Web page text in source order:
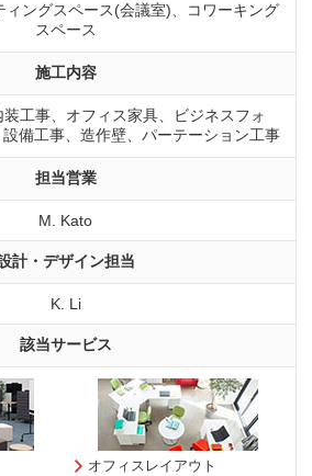
ィングスペース(会議室)、コワーキング
スペース
施工内容
工事、オフィス家具、ビジネスフォ
備工事、造作壁、パーテーション工事
担当営業
M. Kato
計・デザイン担当
K. Li
該当サービス
オフィスレイアウト